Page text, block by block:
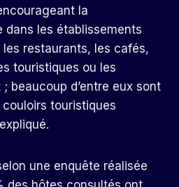
la
dans les établissements
restaurants, les cafés,
touristiques ou les
beaucoup d’entre eux sont
touristiques
une enquête réalisée